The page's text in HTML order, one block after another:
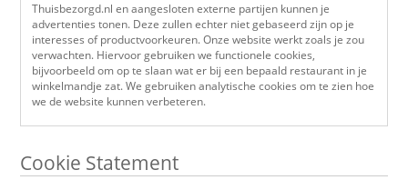
Thuisbezorgd.nl en aangesloten externe partijen kunnen je
advertenties tonen. Deze zullen echter niet gebaseerd zijn op je
interesses of productvoorkeuren. Onze website werkt zoals je zou
verwachten. Hiervoor gebruiken we functionele cookies,
bijvoorbeeld om op te slaan wat er bij een bepaald restaurant in je
winkelmandje zat. We gebruiken analytische cookies om te zien hoe
we de website kunnen verbeteren.
Cookie Statement